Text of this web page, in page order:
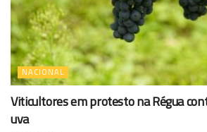
NACIONAL
Viticultores em protesto na Régua
uva